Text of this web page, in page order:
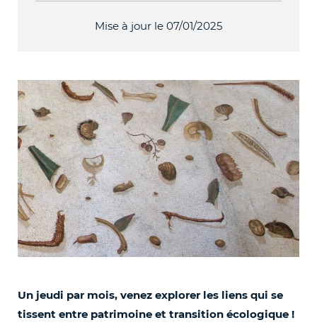
Mise à jour le 07/01/2025
Un jeudi par mois, venez explorer les liens qui se
tissent entre patrimoine et transition écologique !